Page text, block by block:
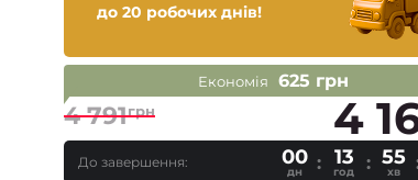
до 20 робочих днів!
Економія 625 грн
4 791грн 4
До завершення: 00
дн
13
год
55
хв